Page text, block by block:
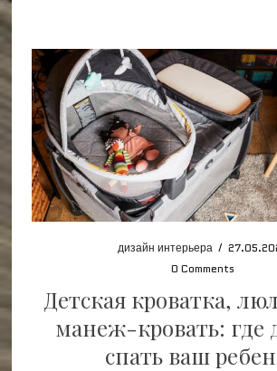
дизайн интерьера /
0 Comments
Детская кроватка,
манеж-кровать: где
спать ваш